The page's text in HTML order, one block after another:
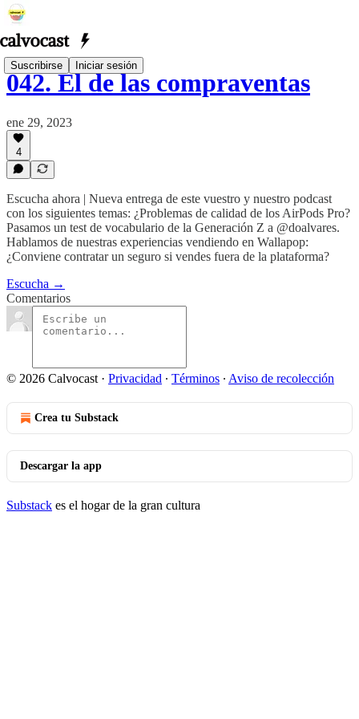
Suscribirse Iniciar sesión
042. El de las compraventas
ene 29, 2023
4
Escucha ahora | Nueva entrega de este vuestro y nuestro podcast
con los siguientes temas: ¿Problemas de calidad de los AirPods Pro?
Pasamos un test de vocabulario de la Generación Z a @doalvares.
Hablamos de nuestras experiencias vendiendo en Wallapop:
¿Conviene contratar un seguro si vendes fuera de la plataforma?
Escucha →
Comentarios
© 2026 Calvocast · Privacidad ∙ Términos ∙ Aviso de recolección
Crea tu Substack
Descargar la app
Substack es el hogar de la gran cultura